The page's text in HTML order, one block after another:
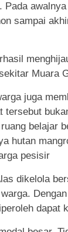
sampai
Muara
juga
tersebut
belajar
hutan
pesisir
dikelola
dapat